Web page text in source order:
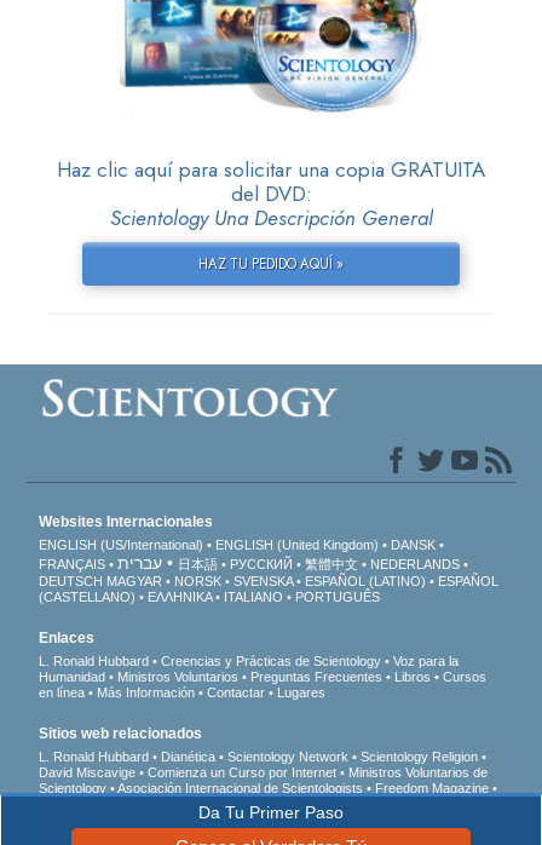
Haz clic aquí para solicitar una copia GRATUITA
del DVD:
Scientology Una Descripción General
HAZ TU PEDIDO AQUÍ »
Da Tu Primer Paso
Websites Internacionales
ENGLISH (US/International) ENGLISH (United Kingdom)
DANSK
FRANÇAIS
עברית 日本語 РУССКИЙ 繁體中文
NEDERLANDS
DEUTSCH MAGYAR NORSK SVENSKA ESPAÑOL (LATINO)
ESPAÑOL
(CASTELLANO)
ΕΛΛΗΝΙΚA ITALIANO PORTUGUÊS
Enlaces
L. Ronald Hubbard Creencias y Prácticas de Scientology
Voz para la
Humanidad
Ministros Voluntarios Preguntas Frecuentes Libros
Cursos
en línea
Más Información Contactar Lugares
Sitios web relacionados
L. Ronald Hubbard Dianética Scientology Network
Scientology Religion
David Miscavige
Comienza un Curso por Internet
Ministros Voluntarios de
Scientology
Asociación Internacional de Scientologists
Freedom Magazine
En Apoyo de Un Mundo Sin Drogas
Jóvenes por los Derechos Humanos
Ciudadanos por los Derechos Humanos